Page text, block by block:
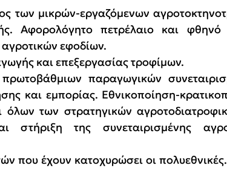
των μικρών-εργαζόμενων
Αφορολόγητο πετρέλαιο και φθηνό
αγροτικών εφοδίων.
και επεξεργασίας τροφίμων.
παραγωγικών
και εμπορίας. Εθνικοποίηση-
όλων των στρατηγικών
στήριξη της συνεταιρισμένης
που έχουν κατοχυρώσει οι